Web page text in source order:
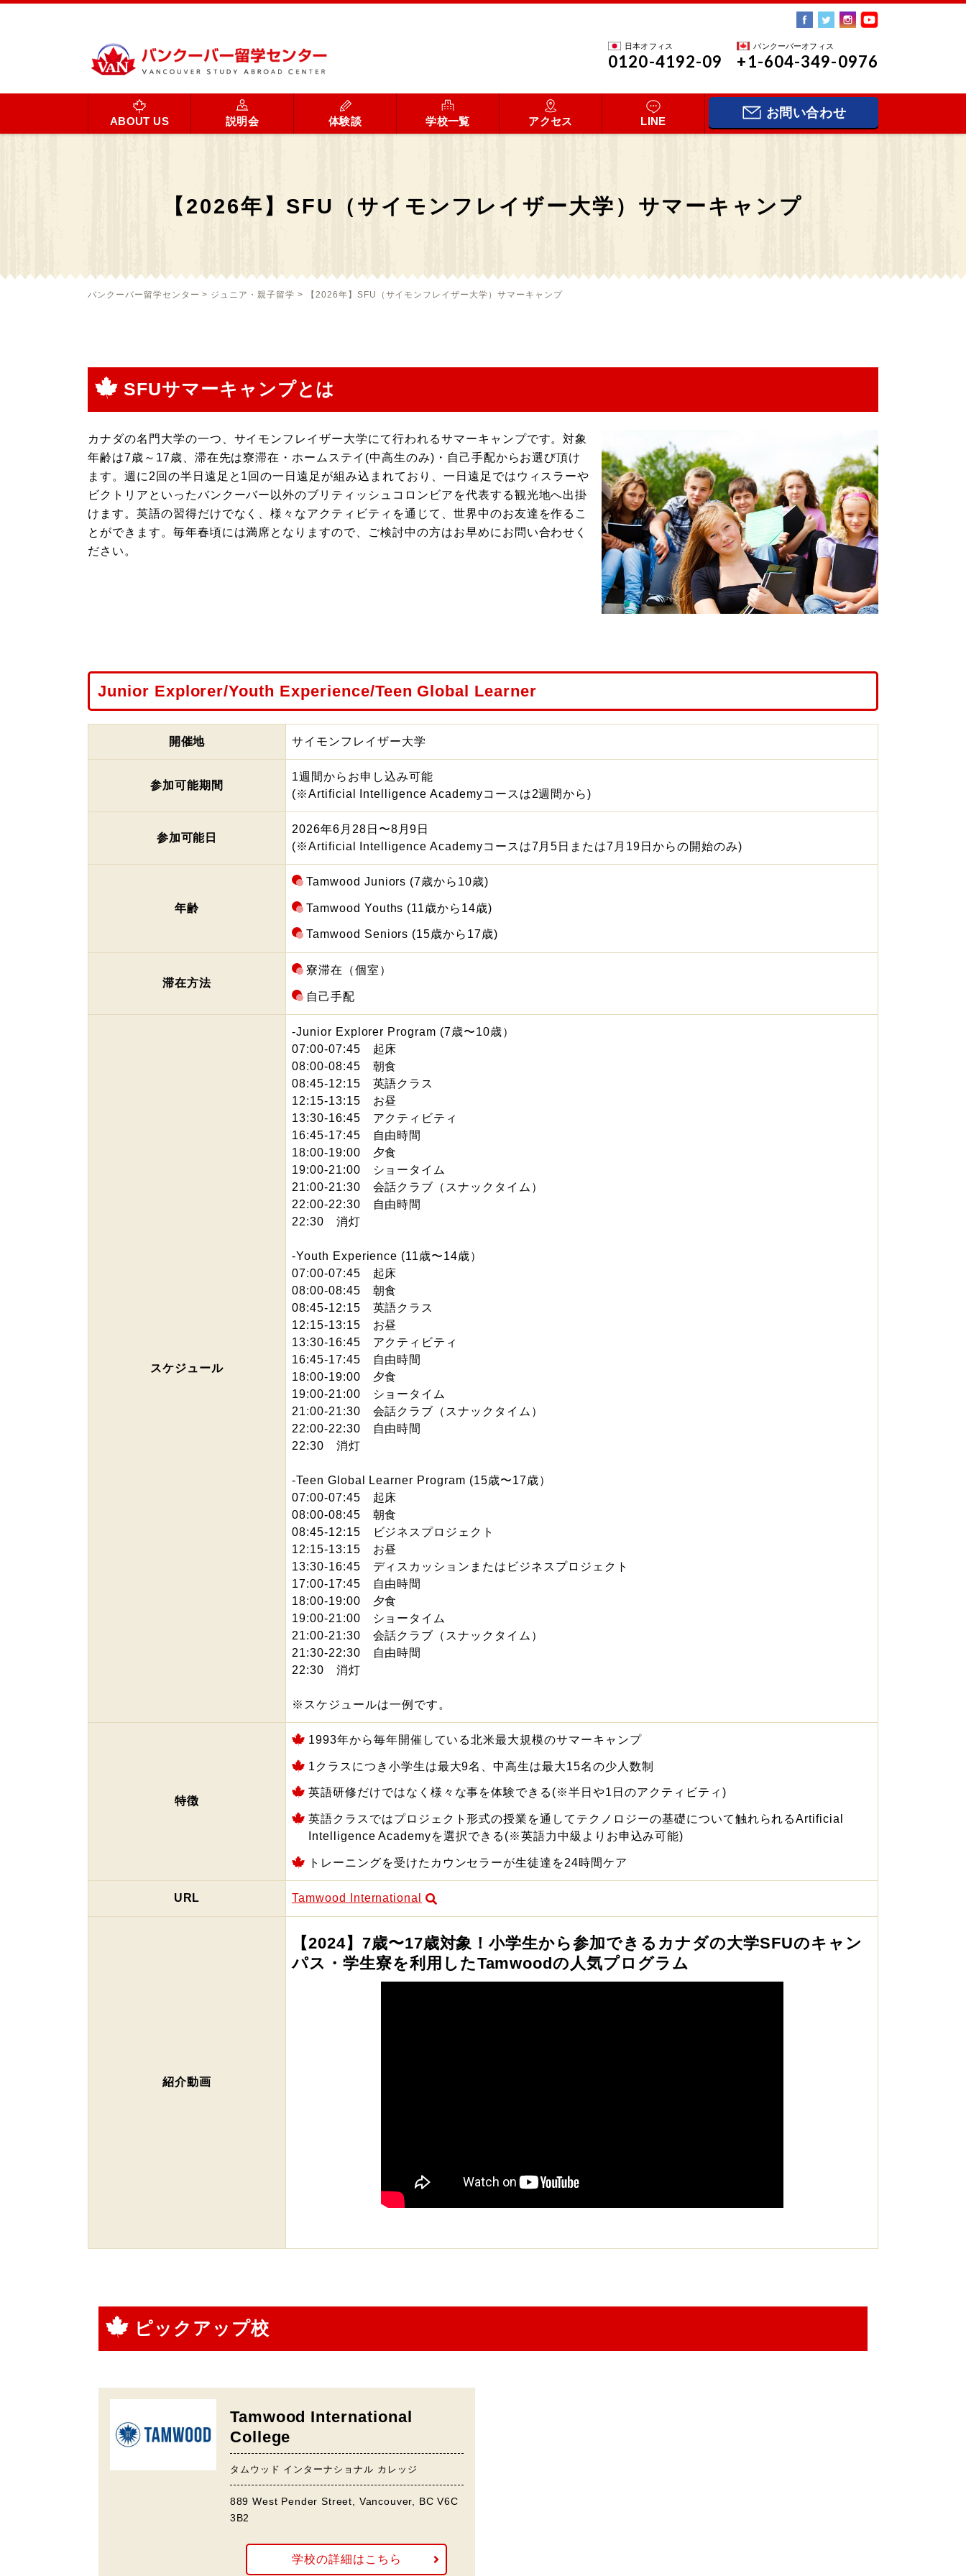
日本オフィス
0120-4192-09
バンクーバーオフィス
+1-604-349-0976
ABOUT US 説明会 体験談 学校一覧 アクセス LINE
お問い合わせ
【2026年】SFU（サイモンフレイザー大学）サマーキャンプ
バンクーバー留学センター > ジュニア・親子留学 > 【2026年】SFU（サイモンフレイザー大学）サマーキャンプ
SFUサマーキャンプとは
カナダの名門大学の一つ、サイモンフレイザー大学にて行われるサマーキャンプです。対象
年齢は7歳～17歳、滞在先は寮滞在・ホームステイ(中高生のみ)・自己手配からお選び頂け
ます。週に2回の半日遠足と1回の一日遠足が組み込まれており、一日遠足ではウィスラーや
ビクトリアといったバンクーバー以外のブリティッシュコロンビアを代表する観光地へ出掛
けます。英語の習得だけでなく、様々なアクティビティを通じて、世界中のお友達を作るこ
とができます。毎年春頃には満席となりますので、ご検討中の方はお早めにお問い合わせく
ださい。
Junior Explorer/Youth Experience/Teen Global Learner
開催地 サイモンフレイザー大学
参加可能期間
1週間からお申し込み可能
(※Artificial Intelligence Academyコースは2週間から)
参加可能日
2026年6月28日〜8月9日
(※Artificial Intelligence Academyコースは7月5日または7月19日からの開始のみ)
年齢
Tamwood Juniors (7歳から10歳)
Tamwood Youths (11歳から14歳)
Tamwood Seniors (15歳から17歳)
滞在方法
寮滞在（個室）
自己手配
スケジュール
-Junior Explorer Program (7歳〜10歳）
07:00-07:45 起床
08:00-08:45 朝食
08:45-12:15 英語クラス
12:15-13:15 お昼
13:30-16:45 アクティビティ
16:45-17:45 自由時間
18:00-19:00 夕食
19:00-21:00 ショータイム
21:00-21:30 会話クラブ（スナックタイム）
22:00-22:30 自由時間
22:30 消灯
-Youth Experience (11歳〜14歳）
07:00-07:45 起床
08:00-08:45 朝食
08:45-12:15 英語クラス
12:15-13:15 お昼
13:30-16:45 アクティビティ
16:45-17:45 自由時間
18:00-19:00 夕食
19:00-21:00 ショータイム
21:00-21:30 会話クラブ（スナックタイム）
22:00-22:30 自由時間
22:30 消灯
-Teen Global Learner Program (15歳〜17歳）
07:00-07:45 起床
08:00-08:45 朝食
08:45-12:15 ビジネスプロジェクト
12:15-13:15 お昼
13:30-16:45 ディスカッションまたはビジネスプロジェクト
17:00-17:45 自由時間
18:00-19:00 夕食
19:00-21:00 ショータイム
21:00-21:30 会話クラブ（スナックタイム）
21:30-22:30 自由時間
22:30 消灯
※スケジュールは一例です。
特徴
1993年から毎年開催している北米最大規模のサマーキャンプ
1クラスにつき小学生は最大9名、中高生は最大15名の少人数制
英語研修だけではなく様々な事を体験できる(※半日や1日のアクティビティ)
英語クラスではプロジェクト形式の授業を通してテクノロジーの基礎について触れられるArtificial
Intelligence Academyを選択できる(※英語力中級よりお申込み可能)
トレーニングを受けたカウンセラーが生徒達を24時間ケア
URL Tamwood International
紹介動画
【2024】7歳〜17歳対象！小学生から参加できるカナダの大学SFUのキャン
パス・学生寮を利用したTamwoodの人気プログラム
ピックアップ校
Tamwood International
College
タムウッド インターナショナル カレッジ
889 West Pender Street, Vancouver, BC V6C
3B2
学校の詳細はこちら